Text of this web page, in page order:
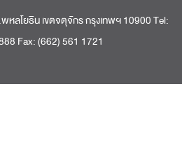
ลโยธิน เขตจตุจักร กรุงเทพฯ 10900 Tel:
Fax: (662) 561 1721